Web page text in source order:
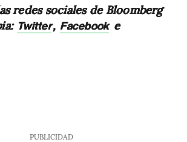
redes sociales de Bloomberg
Twitter, Facebook e
PUBLICIDAD